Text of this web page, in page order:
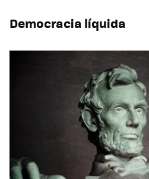
Democracia líquida